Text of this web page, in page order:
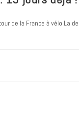
de la France à vélo.La